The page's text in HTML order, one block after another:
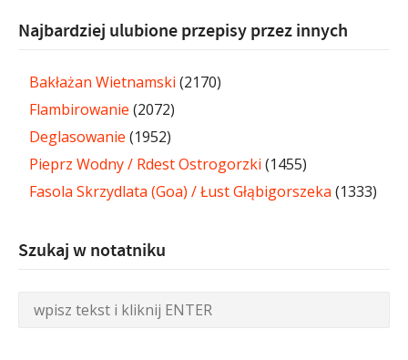
Najbardziej ulubione przepisy przez innych
Bakłażan Wietnamski (2170)
Flambirowanie (2072)
Deglasowanie (1952)
Pieprz Wodny / Rdest Ostrogorzki (1455)
Fasola Skrzydlata (Goa) / Łust Głąbigorszeka (1333)
Szukaj w notatniku